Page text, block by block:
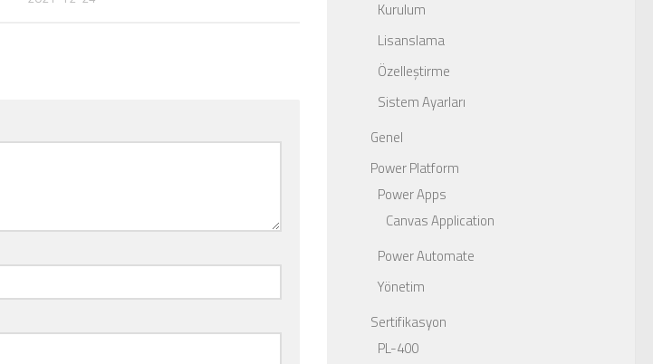
Kurulum
Lisanslama
Özelleştirme
Sistem Ayarları
Genel
Power Platform
Power Apps
Canvas Application
Power Automate
Yönetim
Sertifikasyon
PL-400